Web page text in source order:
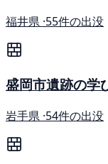
福井県 ·55件の出没
盛岡市遺跡の学
岩手県 ·54件の出没